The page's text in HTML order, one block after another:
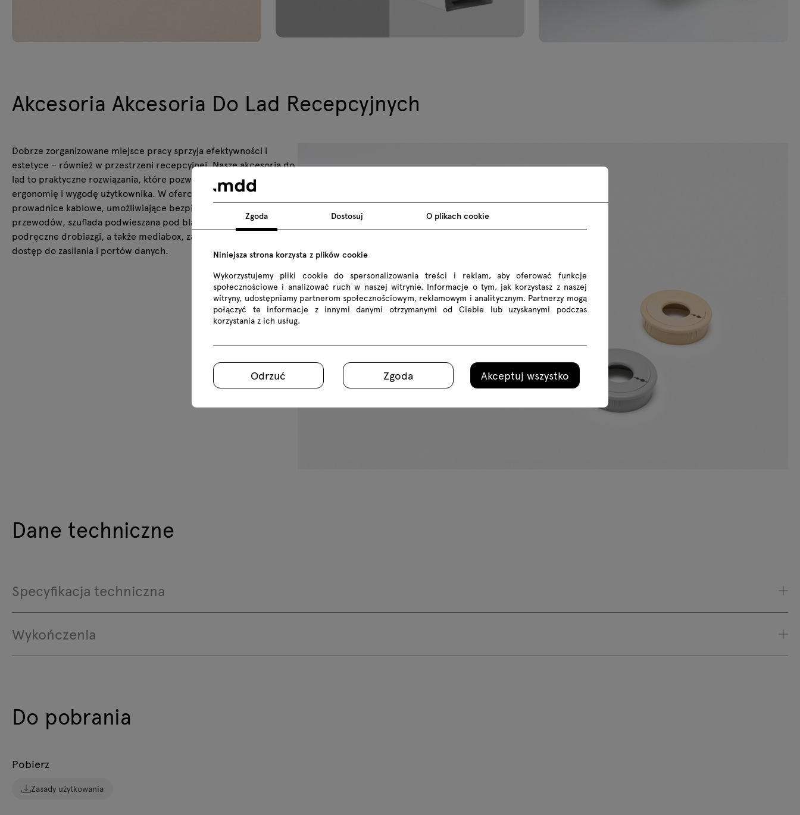
Akcesoria Akcesoria Do Lad Recepcyjnych
Dobrze zorganizowane miejsce pracy sprzyja efektywności i
estetyce – również w przestrzeni recepcyjnej. Nasze akcesoria do
lad to praktyczne rozwiązania, które pozwalają zadbać o porządek,
ergonomię i wygodę użytkownika. W ofercie znajdują się: szyny i
prowadnice kablowe, umożliwiające bezpieczne prowadzenie
przewodów, szuflada podwieszana pod blatem roboczym na
podręczne drobiazgi, a także mediabox, zapewniający łatwy
dostęp do zasilania i portów danych.
Dane techniczne
Specyfikacja techniczna
Wykończenia
Do pobrania
Pobierz
Zasady użytkowania
Zgoda Dostosuj O plikach cookie
Niniejsza strona korzysta z plików cookie
Wykorzystujemy pliki cookie do spersonalizowania treści i reklam, aby oferować funkcje
społecznościowe i analizować ruch w naszej witrynie. Informacje o tym, jak korzystasz z naszej
witryny, udostępniamy partnerom społecznościowym, reklamowym i analitycznym. Partnerzy mogą
połączyć te informacje z innymi danymi otrzymanymi od Ciebie lub uzyskanymi podczas
korzystania z ich usług.
Odrzuć Zgoda Akceptuj wszystko